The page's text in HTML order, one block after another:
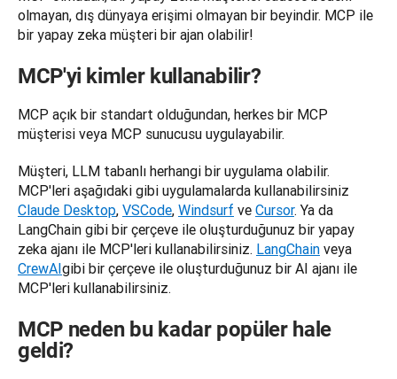
olmayan, dış dünyaya erişimi olmayan bir beyindir. MCP ile
bir yapay zeka müşteri bir ajan olabilir!
MCP'yi kimler kullanabilir?
MCP açık bir standart olduğundan, herkes bir MCP
müşterisi veya MCP sunucusu uygulayabilir.
Müşteri, LLM tabanlı herhangi bir uygulama olabilir.
Claude Desktop, VSCode, Windsurf ve Cursor. Ya da
LangChain gibi bir çerçeve ile oluşturduğunuz bir yapay
zeka ajanı ile MCP'leri kullanabilirsiniz. LangChain
CrewAIgibi bir çerçeve ile oluşturduğunuz bir AI ajanı ile
MCP'leri kullanabilirsiniz.
MCP neden bu kadar popüler hale
geldi?